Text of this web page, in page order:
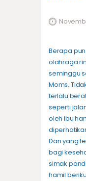
Berapa
olahraga
seminggu
Moms.
terlalu
seperti
oleh ibu
Dan yang
bagi
simak
hamil